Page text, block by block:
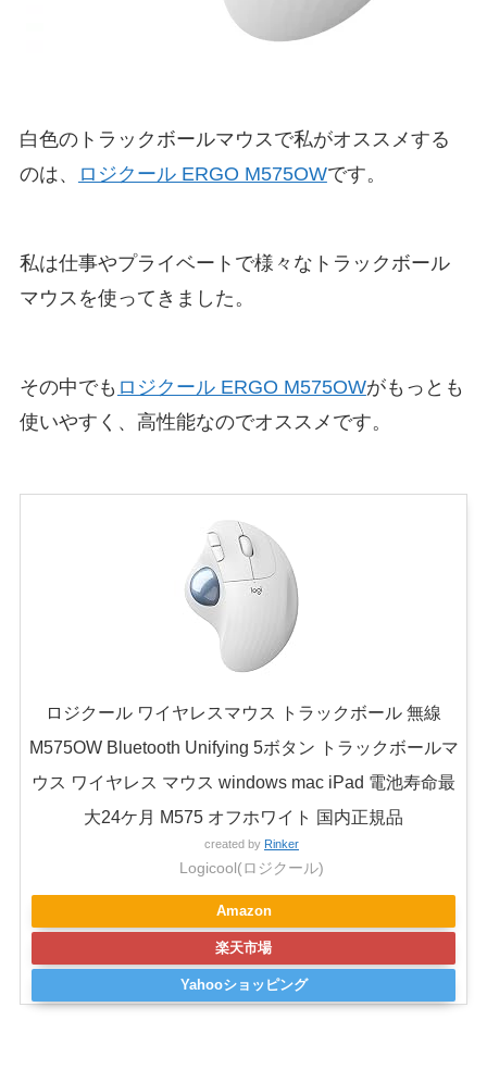
白色のトラックボールマウスで私がオススメする
のは、
ロジクール ERGO M575OWです。
私は仕事やプライベートで様々なトラックボール
マウスを使ってきました。
その中でも ロジクール ERGO M575OWがもっとも
使いやすく、高性能なのでオススメです。
ロジクール ワイヤレスマウス トラックボール 無線
M575OW Bluetooth Unifying 5ボタン トラックボールマ
ウス ワイヤレス マウス windows mac iPad 電池寿命最
大24ケ月 M575 オフホワイト 国内正規品
created by Rinker
Logicool(ロジクール)
Amazon
楽天市場
Yahooショッピング